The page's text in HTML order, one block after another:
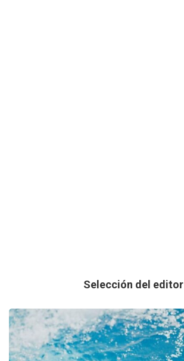
Selección del editor